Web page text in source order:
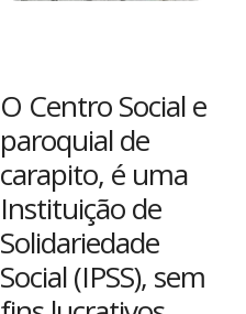
O Centro Social e
paroquial de
carapito, é uma
Instituição de
Solidariedade
Social (IPSS), sem